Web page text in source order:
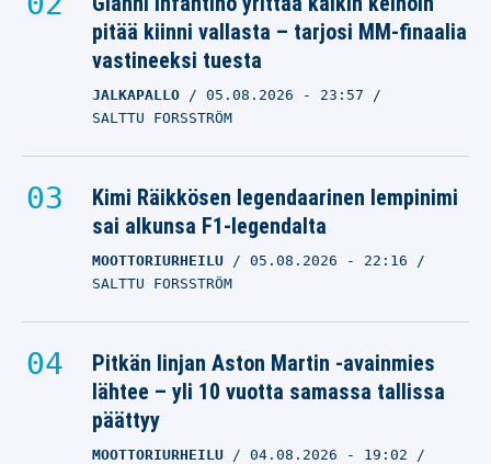
pitää kiinni vallasta – tarjosi MM-finaalia
vastineeksi tuesta
JALKAPALLO 05.08.2026 - 23:57
SALTTU FORSSTRÖM
Kimi Räikkösen legendaarinen lempinimi
sai alkunsa F1-legendalta
MOOTTORIURHEILU 05.08.2026 - 22:16
SALTTU FORSSTRÖM
Pitkän linjan Aston Martin -avainmies
lähtee – yli 10 vuotta samassa tallissa
päättyy
MOOTTORIURHEILU 04.08.2026 - 19:02